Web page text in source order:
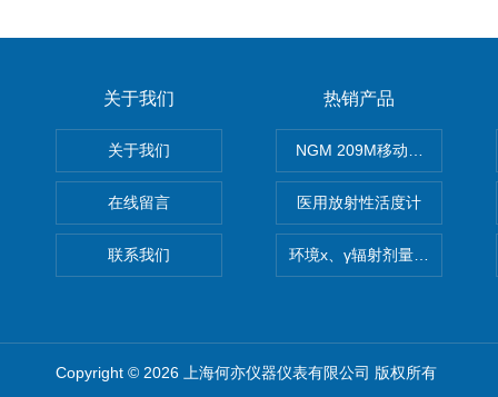
关于我们
关于我们
在线留言
联系我们
热销产品
NGM 209M移动式惰性气体
医用放射性活度计
环境x、γ辐射剂量率仪
Copyright © 2026 上海何亦仪器仪表有限公司 版权所有